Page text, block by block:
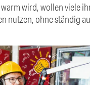
wird, wollen viele
nutzen, ohne ständig